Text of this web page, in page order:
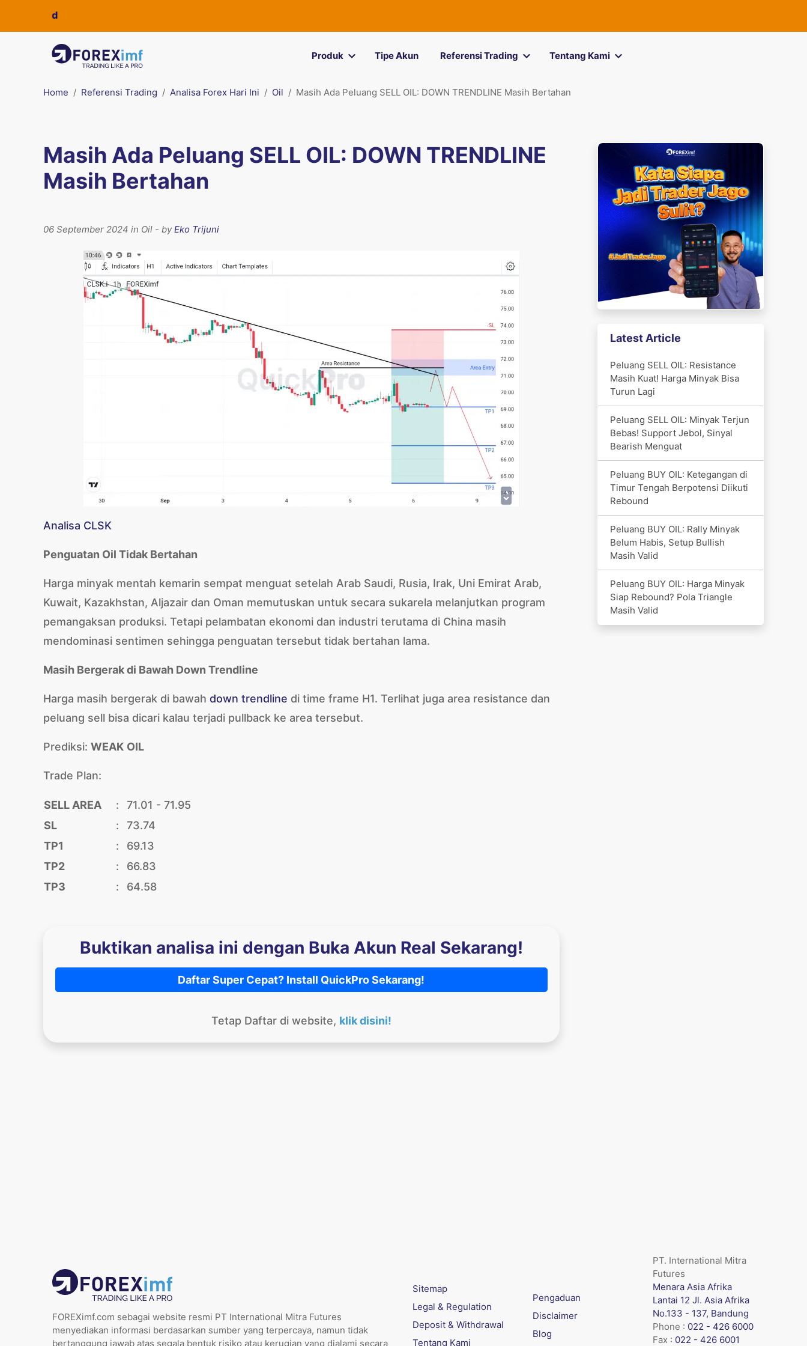
Produk Tipe Akun Referensi Trading Tentang Kami
Home Referensi Trading Analisa Forex Hari Ini Oil Masih Ada Peluang SELL OIL: DOWN TRENDLINE Masih Bertahan
Masih Ada Peluang SELL OIL: DOWN TRENDLINE
Masih Bertahan
06 September 2024 in Oil - byEko Trijuni
Analisa CLSK
Penguatan Oil Tidak Bertahan
Harga minyak mentah kemarin sempat menguat setelah Arab Saudi, Rusia, Irak, Uni Emirat Arab,
Kuwait, Kazakhstan, Aljazair dan Oman memutuskan untuk secara sukarela melanjutkan program
pemangaksan produksi. Tetapi pelambatan ekonomi dan industri terutama di China masih
mendominasi sentimen sehingga penguatan tersebut tidak bertahan lama.
Masih Bergerak di Bawah Down Trendline
Harga masih bergerak di bawah down trendline di time frame H1. Terlihat juga area resistance dan
peluang sell bisa dicari kalau terjadi pullback ke area tersebut.
Prediksi: WEAK OIL
Trade Plan:
SELL AREA :
71.01 - 71.95
SL
:
73.74
TP1
:
69.13
TP2
:
66.83
TP3
: 64.58
Buktikan analisa ini dengan Buka Akun Real Sekarang!
Daftar Super Cepat? Install QuickPro Sekarang!
Tetap Daftar di website, klik disini!
Latest Article
Peluang SELL OIL: Resistance
Masih Kuat! Harga Minyak Bisa
Turun Lagi
Peluang SELL OIL: Minyak Terjun
Bebas! Support Jebol, Sinyal
Bearish Menguat
Peluang BUY OIL: Ketegangan di
Timur Tengah Berpotensi Diikuti
Rebound
Peluang BUY OIL: Rally Minyak
Belum Habis, Setup Bullish
Masih Valid
Peluang BUY OIL: Harga Minyak
Siap Rebound? Pola Triangle
Masih Valid
FOREXimf.com sebagai website resmi PT International Mitra Futures
menyediakan informasi berdasarkan sumber yang terpercaya, namun tidak
bertanggung jawab atas segala bentuk risiko atau kerugian yang dialami secara
Sitemap
Legal & Regulation
Deposit & Withdrawal
Tentang Kami
Pengaduan
Disclaimer
Blog
PT. International Mitra
Futures
Menara Asia Afrika
Lantai 12 Jl. Asia Afrika
No.133 - 137, Bandung
Phone : 022 - 426 6000
Fax : 022 - 426 6001